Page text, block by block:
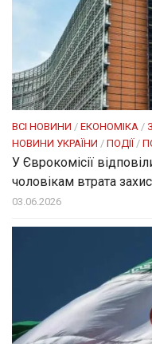
ВСІ НОВИНИ / ЕКОНОМІКА /
НОВИНИ УКРАЇНИ / ПОДІЇ /
У Єврокомісії
чоловікам втрата
03.06.2026